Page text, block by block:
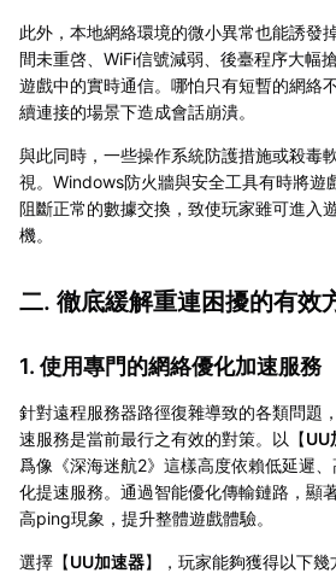
此外，本地網絡環境的微小異常也能誘發
間未重啓、WiFi信號減弱、後臺程序大幅
遊戲中的實時通信。哪怕只有短暫的網絡
續連接的場景下造成會話崩潰。
與此同時，一些操作系統防護措施或殺毒
視。Windows防火牆與安全工具有時將遊
阻斷正常的數據交換，致使玩家雖可進入
機。
二. 徹底緩解重連困擾的有效
1. 使用專門的網絡優化加速服務
針對遠程服務器路徑復雜導致的各類問題
速服務是當前最行之有效的對策。以【UU
爲像《深海迷航2》這樣高度依賴低延遲
化提速服務。通過智能優化傳輸鏈路，顯
高ping現象，提升整體遊戲體驗。
選擇【UU加速器】，玩家能夠獲得以下幾